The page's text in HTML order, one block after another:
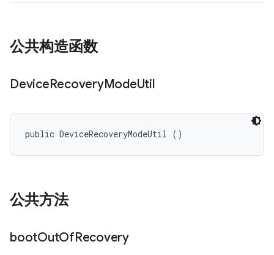
公共构造函数
DeviceRecoveryModeUtil
public DeviceRecoveryModeUtil ()
公共方法
bootOutOfRecovery